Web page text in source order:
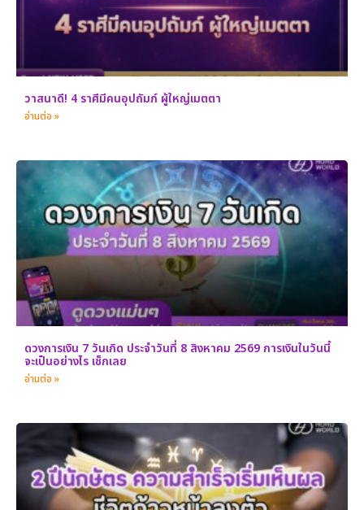
วาสนาดี! 4 ราศีมีคนอุปถัมภ์ ผู้ใหญ่เมตตา
อ่านต่อ »
ดวงการเงิน 7 วันเกิด ประจำวันที่ 8 สิงหาคม 2569 การเงินในวันนี้
จะเป็นอย่างไร เช็กเลย
อ่านต่อ »